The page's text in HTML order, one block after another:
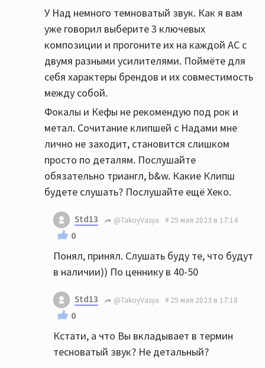
У Над немного темноватый звук. Как я вам
уже говорил выберите 3 ключевых
композиции и прогоните их на каждой АС с
двумя разными усилителями. Поймёте для
себя характеры брендов и их совместимость
между собой.
Фокалы и Кефы не рекомендую под рок и
метал. Сочитание клипшей с Надами мне
лично не заходит, становится слишком
просто по деталям. Послушайте
обязательно триангл, b&w. Какие Клипш
будете слушать? Послушайте ещё Хеко.
Std13 @TakoyVasya 25 мая 2023 в 17:14
0
Понял, принял. Слушать буду те, что будут
в наличии)) По ценнику в 40-50
Std13 @TakoyVasya 25 мая 2023 в 17:18
0
Кстати, а что Вы вкладывает в термин
тесноватый звук? Не детальный?